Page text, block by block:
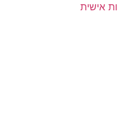
אישית